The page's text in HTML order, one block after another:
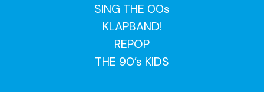
SING THE 00s
KLAPBAND!
REPOP
THE 90’s KIDS